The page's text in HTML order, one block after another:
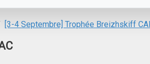
[3-4 Septembre] Trophée Breizhskiff